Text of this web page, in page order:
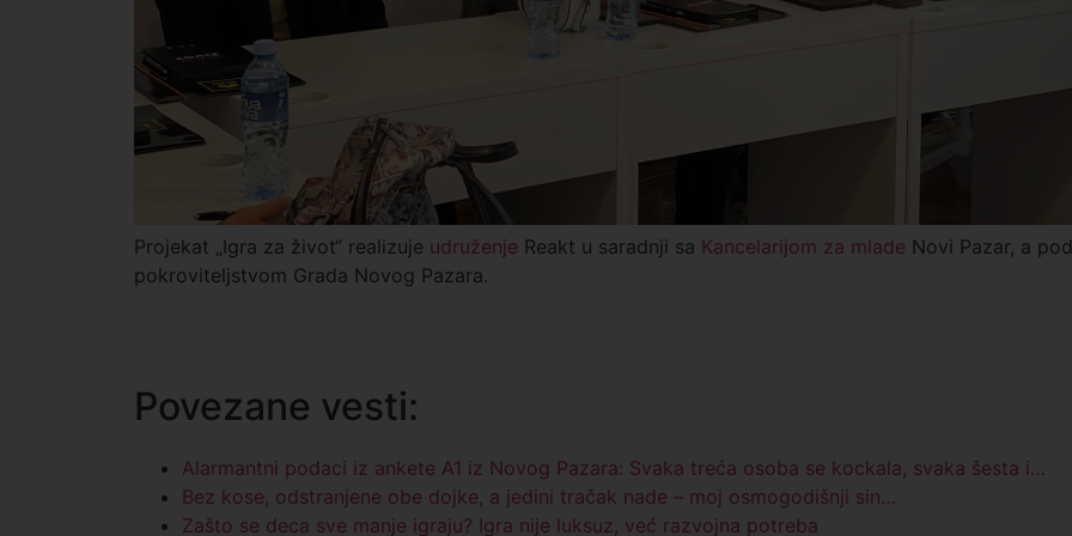
Projekat „Igra za život“ realizuje udruženje Reakt u saradnji sa Kancelarijom za mlade Novi Pazar, a pod
pokroviteljstvom Grada Novog Pazara.
Povezane vesti:
Alarmantni podaci iz ankete A1 iz Novog Pazara: Svaka treća osoba se kockala, svaka šesta i…
Bez kose, odstranjene obe dojke, a jedini tračak nade – moj osmogodišnji sin…
Zašto se deca sve manje igraju? Igra nije luksuz, već razvojna potreba